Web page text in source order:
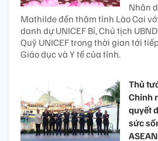
Nhân
Mathilde đến thăm tỉnh Lào Cai
danh dự UNICEF Bỉ, Chủ tịch
Quỹ UNICEF trong thời gian tới
Giáo dục và Y tế của tỉnh.
Thủ
Chính
quyết
sức
ASEAN